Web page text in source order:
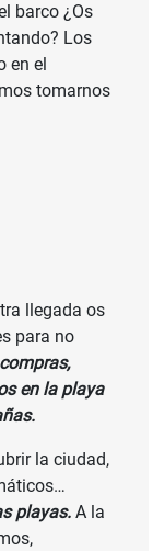
barco ¿Os
Los
en el
tomarnos
llegada os
para no
compras,
en la playa
la ciudad,
playas. A la